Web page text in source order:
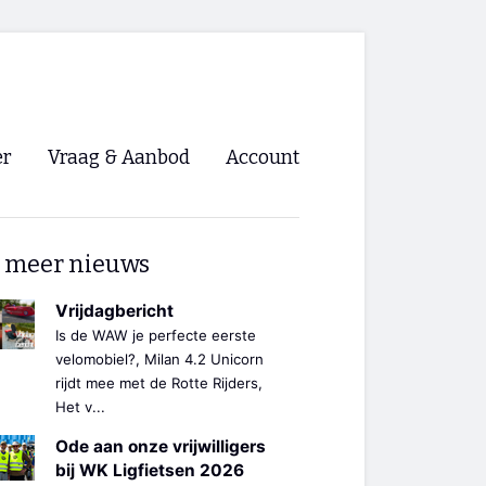
NVHPV
🡺
Vraag & Aanbod Account
meer nieuws
Vrijdagbericht
Is de WAW je perfecte eerste
velomobiel?, Milan 4.2 Unicorn
rijdt mee met de Rotte Rijders,
Het v...
Ode aan onze vrijwilligers
bij WK Ligfietsen 2026